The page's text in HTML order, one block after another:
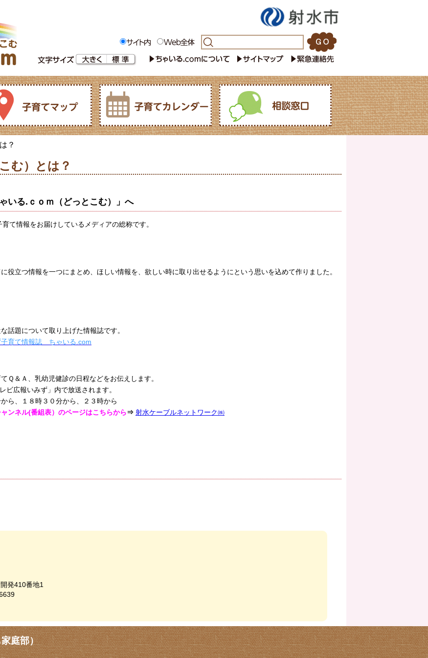
？
む）とは？
いる.ｃｏｍ（どっとこむ）」へ
て情報をお届けしているメディアの総称です。
立つ情報を一つにまとめ、ほしい情報を、欲しい時に取り出せるようにという思いを込めて作りました。
話題について取り上げた情報誌です。
子育て情報誌 ちゃいる.com
＆Ａ、乳幼児健診の日程などをお伝えします。
広報いみず」内で放送されます。
ら、１８時３０分から、２３時から
ンネル(番組表）のページはこちらから⇒ 射水ケーブルネットワーク㈱
発410番地1
庭部）